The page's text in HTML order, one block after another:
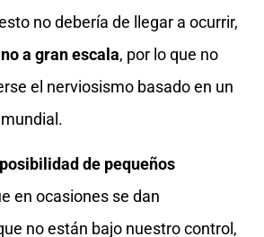
no debería de llegar a ocurrir,
no a gran escala, por lo que no
el nerviosismo basado en un
posibilidad de pequeños
en ocasiones se dan
no están bajo nuestro control,